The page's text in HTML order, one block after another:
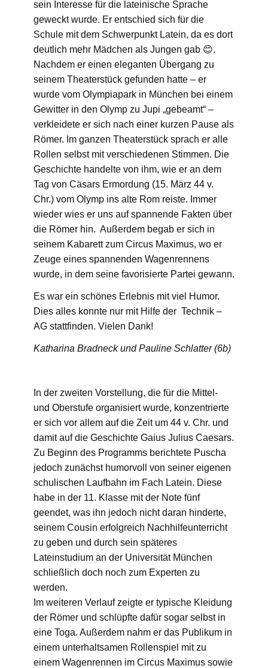
sein Interesse für die lateinische Sprache
geweckt wurde. Er entschied sich für die
Schule mit dem Schwerpunkt Latein, da es dort
deutlich mehr Mädchen als Jungen gab 😊.
Nachdem er einen eleganten Übergang zu
seinem Theaterstück gefunden hatte – er
wurde vom Olympiapark in München bei einem
Gewitter in den Olymp zu Jupi „gebeamt“ –
verkleidete er sich nach einer kurzen Pause als
Römer. Im ganzen Theaterstück sprach er alle
Rollen selbst mit verschiedenen Stimmen. Die
Geschichte handelte von ihm, wie er an dem
Tag von Cäsars Ermordung (15. März 44 v.
Chr.) vom Olymp ins alte Rom reiste. Immer
wieder wies er uns auf spannende Fakten über
die Römer hin. Außerdem begab er sich in
seinem Kabarett zum Circus Maximus, wo er
Zeuge eines spannenden Wagenrennens
wurde, in dem seine favorisierte Partei gewann.
Es war ein schönes Erlebnis mit viel Humor.
Dies alles konnte nur mit Hilfe der Technik –
AG stattfinden. Vielen Dank!
Katharina Bradneck und Pauline Schlatter (6b)
In der zweiten Vorstellung, die für die Mittel-
und Oberstufe organisiert wurde, konzentrierte
er sich vor allem auf die Zeit um 44 v. Chr. und
damit auf die Geschichte Gaius Julius Caesars.
Zu Beginn des Programms berichtete Puscha
jedoch zunächst humorvoll von seiner eigenen
schulischen Laufbahn im Fach Latein. Diese
habe in der 11. Klasse mit der Note fünf
geendet, was ihn jedoch nicht daran hinderte,
seinem Cousin erfolgreich Nachhilfeunterricht
zu geben und durch sein späteres
Lateinstudium an der Universität München
schließlich doch noch zum Experten zu
werden.
Im weiteren Verlauf zeigte er typische Kleidung
der Römer und schlüpfte dafür sogar selbst in
eine Toga. Außerdem nahm er das Publikum in
einem unterhaltsamen Rollenspiel mit zu
einem Wagenrennen im Circus Maximus sowie